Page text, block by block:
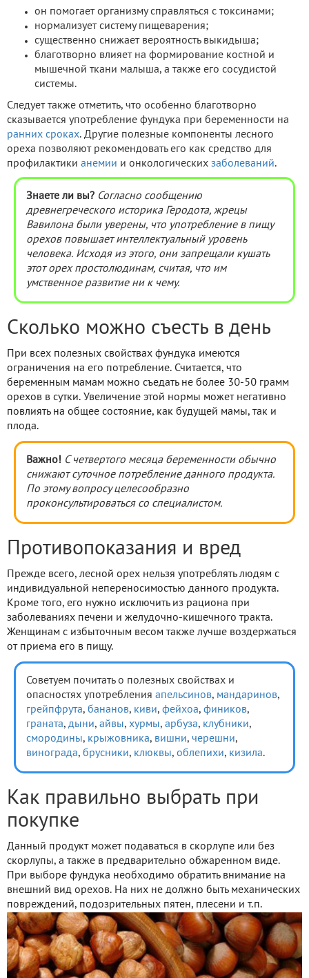
он помогает организму справляться с токсинами;
нормализует систему пищеварения;
существенно снижает вероятность выкидыша;
благотворно влияет на формирование костной и
мышечной ткани малыша, а также его сосудистой
системы.
Следует также отметить, что особенно благотворно
сказывается употребление фундука при беременности на
ранних сроках. Другие полезные компоненты лесного
ореха позволяют рекомендовать его как средство для
профилактики анемии и онкологических заболеваний.
Знаете ли вы? Согласно сообщению
древнегреческого историка Геродота, жрецы
Вавилона были уверены, что употребление в пищу
орехов повышает интеллектуальный уровень
человека. Исходя из этого, они запрещали кушать
этот орех простолюдинам, считая, что им
умственное развитие ни к чему.
Сколько можно съесть в день
При всех полезных свойствах фундука имеются
ограничения на его потребление. Считается, что
беременным мамам можно съедать не более 30-50 грамм
орехов в сутки. Увеличение этой нормы может негативно
повлиять на общее состояние, как будущей мамы, так и
плода.
Важно! С четвертого месяца беременности обычно
снижают суточное потребление данного продукта.
По этому вопросу целесообразно
проконсультироваться со специалистом.
Противопоказания и вред
Прежде всего, лесной орех нельзя употреблять людям с
индивидуальной непереносимостью данного продукта.
Кроме того, его нужно исключить из рациона при
заболеваниях печени и желудочно-кишечного тракта.
Женщинам с избыточным весом также лучше воздержаться
от приема его в пищу.
Советуем почитать о полезных свойствах и
опасностях употребления апельсинов, мандаринов,
грейпфрута, бананов, киви, фейхоа, фиников,
граната, дыни, айвы, хурмы, арбуза, клубники,
смородины, крыжовника, вишни, черешни,
винограда, брусники, клюквы, облепихи, кизила.
Как правильно выбрать при
покупке
Данный продукт может подаваться в скорлупе или без
скорлупы, а также в предварительно обжаренном виде.
При выборе фундука необходимо обратить внимание на
внешний вид орехов. На них не должно быть механических
повреждений, подозрительных пятен, плесени и т.п.